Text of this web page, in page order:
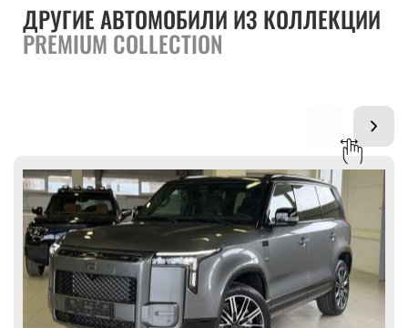
ДРУГИЕ АВТОМОБИЛИ ИЗ КОЛЛЕКЦИИ
PREMIUM COLLECTION